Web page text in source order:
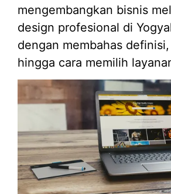
mengembangkan bisnis
design profesional di
dengan membahas
hingga cara memilih